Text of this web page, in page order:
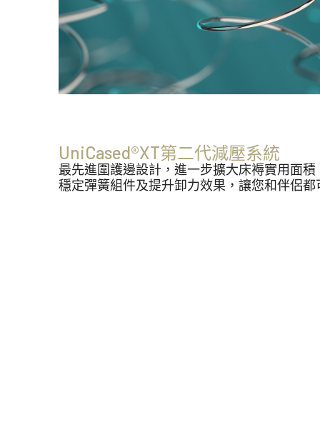
UniCased®XT第二代減壓系統
最先進圍護邊設計，進一步擴大床褥實用面
穩定彈簧組件及提升卸力效果，讓您和伴侶